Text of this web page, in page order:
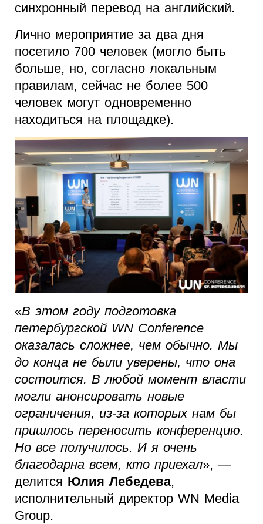
синхронный перевод на английский.
Лично мероприятие за два дня
посетило 700 человек (могло быть
больше, но, согласно локальным
правилам, сейчас не более 500
человек могут одновременно
находиться на площадке).
«В этом году подготовка
петербургской WN Conference
оказалась сложнее, чем обычно. Мы
до конца не были уверены, что она
состоится. В любой момент власти
могли анонсировать новые
ограничения, из-за которых нам бы
пришлось переносить конференцию.
Но все получилось. И я очень
благодарна всем, кто приехал», —
делится Юлия Лебедева,
исполнительный директор WN Media
Group.